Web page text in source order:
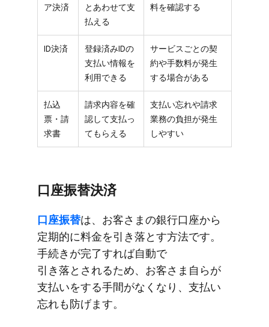
ア決済
とあわせて支
払える
料を確認する
ID決済
登録済みIDの
支払い情報を
利用できる
サービスごとの契
約や手数料が発生
する場合がある
払込
票・請
求書
請求内容を確
認して支払っ
てもらえる
支払い忘れや請求
業務の負担が発生
しやすい
口座振替決済
口座振替は、​お客さまの​銀行口座から​
定期的に​料金を​引き落とす方​法です。​
手続きが​完了すれば​自動で​
引き落とされる​ため、​お客さま​自らが​
支払いを​する​手間が​なくなり、​支払い​
忘れも​防げます。